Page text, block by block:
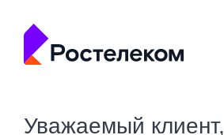
Уважаемый клиент,